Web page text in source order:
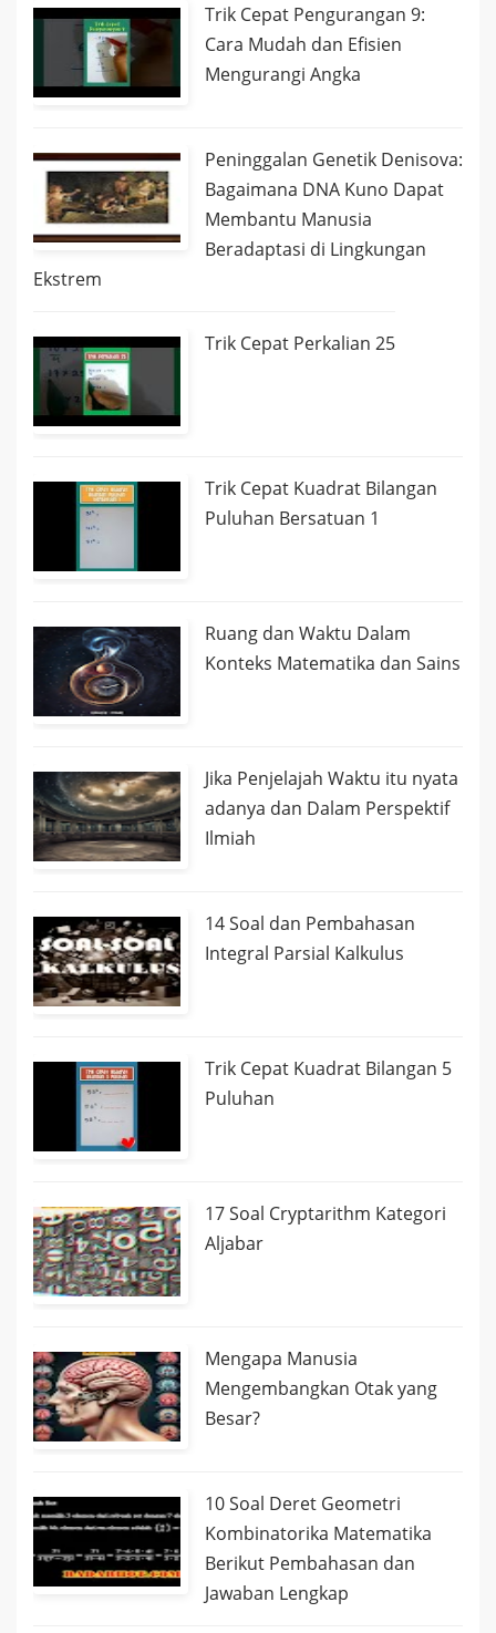
Trik Cepat Pengurangan 9:
Cara Mudah dan Efisien
Mengurangi Angka
Peninggalan Genetik Denisova:
Bagaimana DNA Kuno Dapat
Membantu Manusia
Beradaptasi di Lingkungan
Ekstrem
Trik Cepat Perkalian 25
Trik Cepat Kuadrat Bilangan
Puluhan Bersatuan 1
Ruang dan Waktu Dalam
Konteks Matematika dan Sains
Jika Penjelajah Waktu itu nyata
adanya dan Dalam Perspektif
Ilmiah
14 Soal dan Pembahasan
Integral Parsial Kalkulus
Trik Cepat Kuadrat Bilangan 5
Puluhan
17 Soal Cryptarithm Kategori
Aljabar
Mengapa Manusia
Mengembangkan Otak yang
Besar?
10 Soal Deret Geometri
Kombinatorika Matematika
Berikut Pembahasan dan
Jawaban Lengkap